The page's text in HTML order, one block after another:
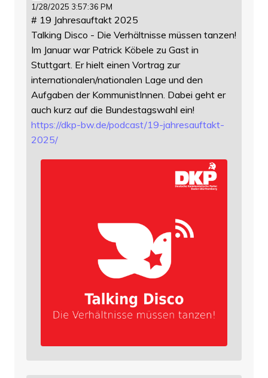
1/28/2025 3:57:36 PM
# 19 Jahresauftakt 2025
Talking Disco - Die Verhältnisse müssen tanzen!
Im Januar war Patrick Köbele zu Gast in
Stuttgart. Er hielt einen Vortrag zur
internationalen/nationalen Lage und den
Aufgaben der KommunistInnen. Dabei geht er
auch kurz auf die Bundestagswahl ein!
https://dkp-bw.de/podcast/19-jahresauftakt-
2025/